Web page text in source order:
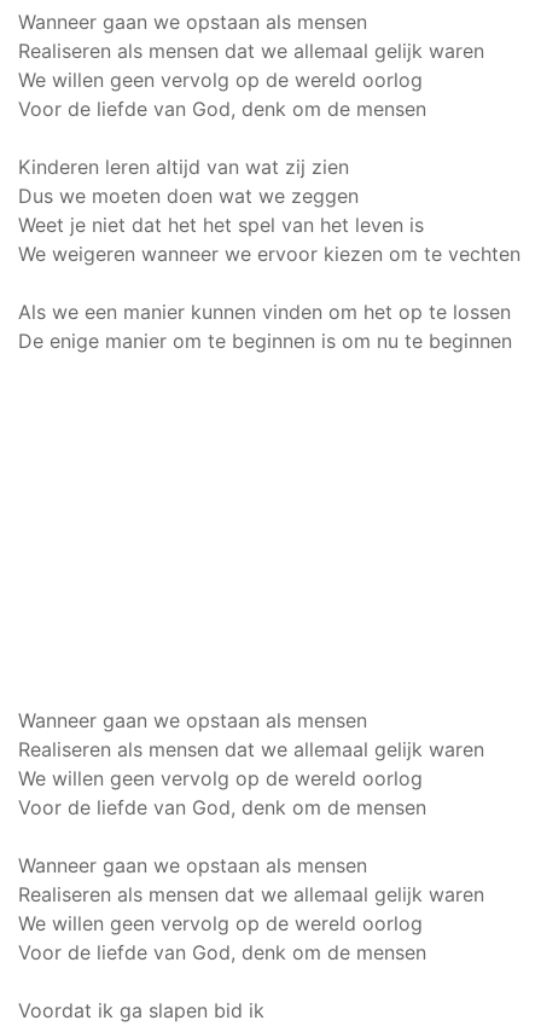
Wanneer gaan we opstaan als mensen
Realiseren als mensen dat we allemaal gelijk waren
We willen geen vervolg op de wereld oorlog
Voor de liefde van God, denk om de mensen
Kinderen leren altijd van wat zij zien
Dus we moeten doen wat we zeggen
Weet je niet dat het het spel van het leven is
We weigeren wanneer we ervoor kiezen om te vechten
Als we een manier kunnen vinden om het op te lossen
De enige manier om te beginnen is om nu te beginnen
Wanneer gaan we opstaan als mensen
Realiseren als mensen dat we allemaal gelijk waren
We willen geen vervolg op de wereld oorlog
Voor de liefde van God, denk om de mensen
Wanneer gaan we opstaan als mensen
Realiseren als mensen dat we allemaal gelijk waren
We willen geen vervolg op de wereld oorlog
Voor de liefde van God, denk om de mensen
Voordat ik ga slapen bid ik